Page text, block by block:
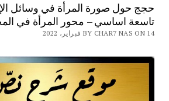
حجج حول صورة المرأة في وسائل
تاسعة اساسي – محور المرأة في
BY CHAR7 NAS ON 14 فبراير، 2022